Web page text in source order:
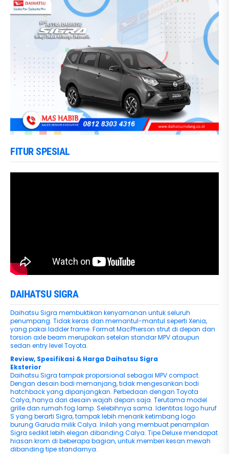
FITUR SPESIAL
DAIHATSU SIGRA
Daihatsu Sigra membuktikan kenyamanan untuk seluruh
penumpang. Tidak keras dan memantul-mantul seperti Xenia,
yang pakai ladder frame. Format MacPherson strut di depan dan
torsion axle beam merupakan setelan standar MPV ataupun
sedan entry level Toyota.
Review, Spesifikasi & Harga Daihatsu Sigra
Eksterior
Daihatsu Sigra tampak proporsional sebagai MPV compact.
Dengan desain bodi memanjang, tidak mengesankan bodi
hatchback yang dipanjangkan. Perbedaan dengan Toyota
Calya, hanya dari desain wajah depan saja. Terutama model
grille dan rumah fog lamp. Selebihnya sama. Identitas logo huruf
S yang berarti Sigra, tampak lebih menarik ketimbang logo
burung Garuda milik Calya. Inilah yang membuat penampilan
Sigra sedikit lebih elegan dibanding Calya. Tipe Deluxe mendapat
hiasan krom di beberapa bagian, untuk memberi kesan mewah
dibanding tipe standarnya.